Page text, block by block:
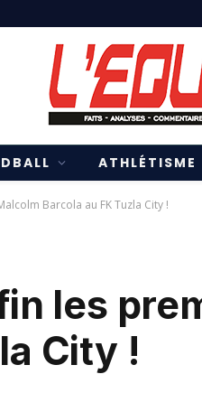
ATHLÉTISME
Barcola au FK Tuzla City !
les
City !